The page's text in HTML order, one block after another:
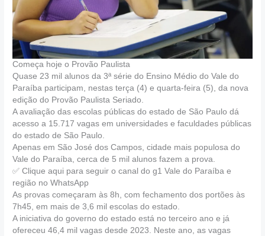
Começa hoje o Provão Paulista
Quase 23 mil alunos da 3ª série do Ensino Médio do Vale do
Paraíba participam, nestas terça (4) e quarta-feira (5), da nova
edição do Provão Paulista Seriado.
A avaliação das escolas públicas do estado de São Paulo dá
acesso a 15.717 vagas em universidades e faculdades públicas
do estado de São Paulo.
Apenas em São José dos Campos, cidade mais populosa do
Vale do Paraíba, cerca de 5 mil alunos fazem a prova.
✅ Clique aqui para seguir o canal do g1 Vale do Paraíba e
região no WhatsApp
As provas começaram às 8h, com fechamento dos portões às
7h45, em mais de 3,6 mil escolas do estado.
A iniciativa do governo do estado está no terceiro ano e já
ofereceu 46,4 mil vagas desde 2023. Neste ano, as vagas